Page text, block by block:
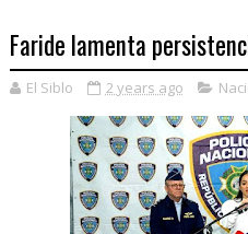
Faride lamenta
El Siblo 2 years ago